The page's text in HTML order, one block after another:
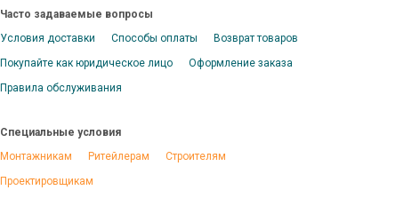
Часто задаваемые вопросы
Условия доставки
Способы оплаты
Возврат товаров
Покупайте как юридическое лицо
Оформление заказа
Правила обслуживания
Специальные условия
Монтажникам
Ритейлерам
Строителям
Проектировщикам